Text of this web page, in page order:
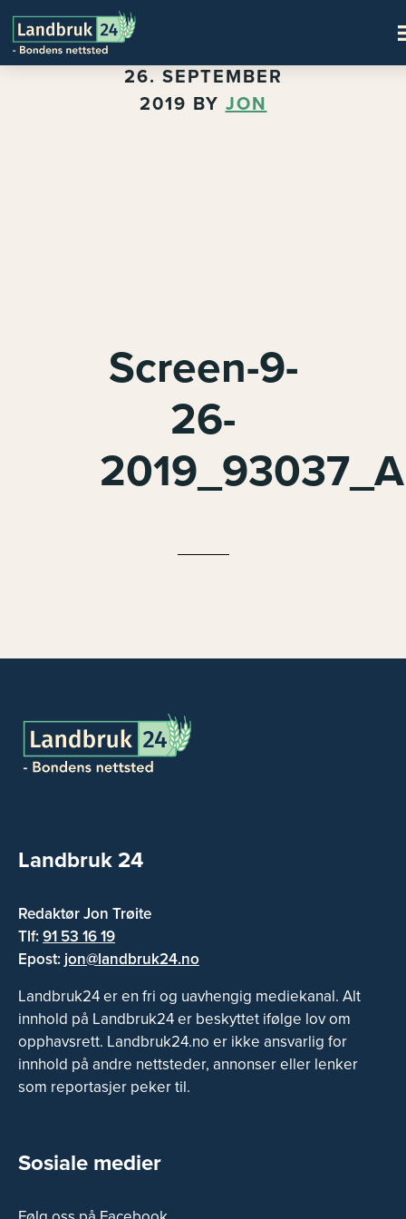
26. SEPTEMBER
2019 BY JON
Screen-9-
26-
Landbruk 24
Redaktør Jon Trøite
Tlf:91 53 16 19
Epost: jon@landbruk24.no
Landbruk24 er en fri og uavhengig mediekanal. Alt
innhold på Landbruk24 er beskyttet ifølge lov om
opphavsrett. Landbruk24.no er ikke ansvarlig for
innhold på andre nettsteder, annonser eller lenker
som reportasjer peker til.
Sosiale medier